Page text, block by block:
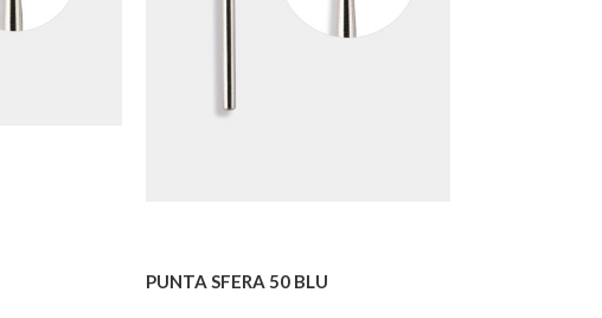
PUNTA SFERA 50 BLU